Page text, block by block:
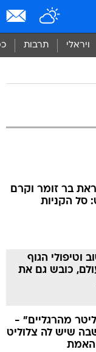
ויראלי תרבות
בר זומר וקרם
סל הקניות
וטיפולי הגוף
כובש גם את
"שאבו לי 6.5 ליטר מהרגליים" -
שיש לה צלוליט
האמת